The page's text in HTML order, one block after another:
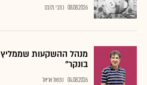
08.08.2026 כתבי גלובס
מנהל ההשקעות שממליץ
בונקר"
04.08.2026 נתנאל אריאל